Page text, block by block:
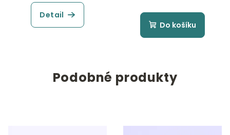
Detail
Do košíku
Podobné produkty